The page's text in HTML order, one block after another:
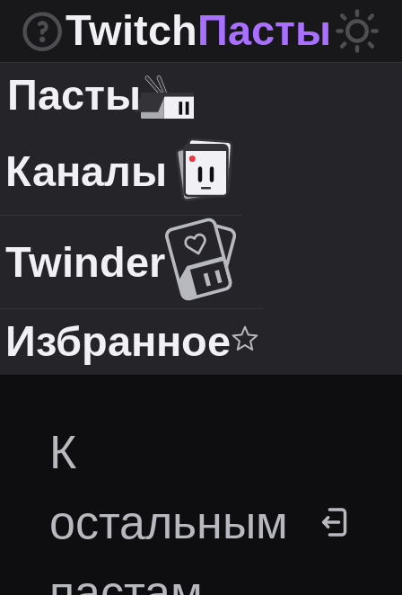
TwitchПасты
Пасты
Каналы
Twinder
Избранное
К
остальным